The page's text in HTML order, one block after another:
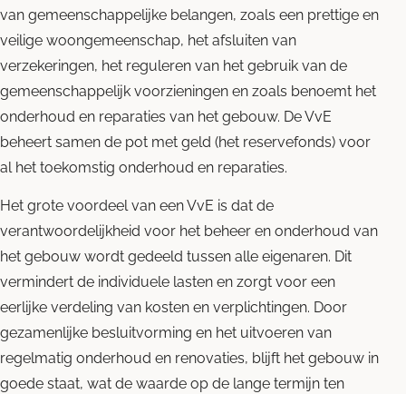
van gemeenschappelijke belangen, zoals een prettige en
veilige woongemeenschap, het afsluiten van
verzekeringen, het reguleren van het gebruik van de
gemeenschappelijk voorzieningen en zoals benoemt het
onderhoud en reparaties van het gebouw. De VvE
beheert samen de pot met geld (het reservefonds) voor
al het toekomstig onderhoud en reparaties.
Het grote voordeel van een VvE is dat de
verantwoordelijkheid voor het beheer en onderhoud van
het gebouw wordt gedeeld tussen alle eigenaren. Dit
vermindert de individuele lasten en zorgt voor een
eerlijke verdeling van kosten en verplichtingen. Door
gezamenlijke besluitvorming en het uitvoeren van
regelmatig onderhoud en renovaties, blijft het gebouw in
goede staat, wat de waarde op de lange termijn ten